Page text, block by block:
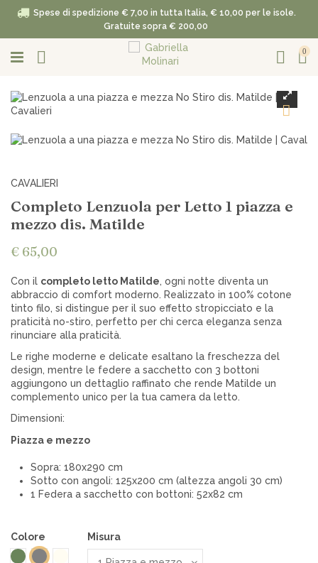
Spese di spedizione € 7,00 in tutta Italia, € 10,00 per le isole.
Gratuite sopra € 200,00
0
CAVALIERI
Completo Lenzuola per Letto 1 piazza e
mezzo dis. Matilde
€ 65,00
Con il completo letto Matilde, ogni notte diventa un
abbraccio di comfort moderno. Realizzato in 100% cotone
tinto filo, si distingue per il suo effetto stropicciato e la
praticità no-stiro, perfetto per chi cerca eleganza senza
rinunciare alla praticità.
Le righe moderne e delicate esaltano la freschezza del
design, mentre le federe a sacchetto con 3 bottoni
aggiungono un dettaglio raffinato che rende Matilde un
complemento unico per la tua camera da letto.
Dimensioni:
Piazza e mezzo
Sopra: 180x290 cm
Sotto con angoli: 125x200 cm (altezza angoli 30 cm)
1 Federa a sacchetto con bottoni: 52x82 cm
Colore
VerdeGrigio
Misura